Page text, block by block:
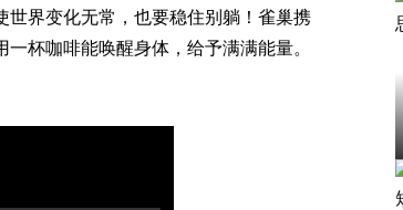
世界变化无常，也要稳住别躺！雀巢携
杯咖啡能唤醒身体，给予满满能量。